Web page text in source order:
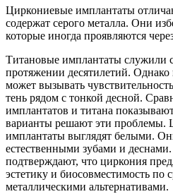
Циркониевые имплантаты
содержат серого металла. Они
которые иногда проявляются
Титановые имплантаты служили
протяжении десятилетий. Однако
может вызывать
тень рядом с тонкой десной.
имплантатов и титана
варианты решают эти проблемы.
имплантаты выглядят белыми.
естественными зубами и
подтверждают, что циркония
эстетику и биосовместимость по
металлическими альтернативами.